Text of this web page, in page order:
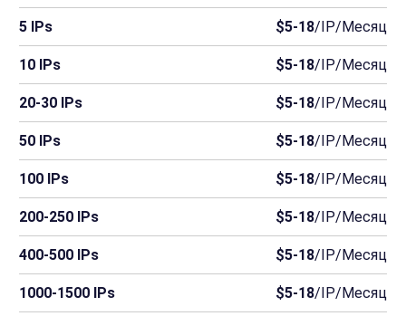
5 IPs $5-18/IP/Месяц
10 IPs $5-18/IP/Месяц
20-30 IPs $5-18/IP/Месяц
50 IPs $5-18/IP/Месяц
100 IPs $5-18/IP/Месяц
200-250 IPs $5-18/IP/Месяц
400-500 IPs $5-18/IP/Месяц
1000-1500 IPs $5-18/IP/Месяц